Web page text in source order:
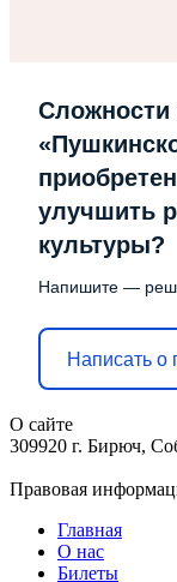
Сложности
улучшить
культуры?
Напишите —
Написать о
О сайте
309920 г. Бирюч,
Правовая
Главная
О нас
Билеты